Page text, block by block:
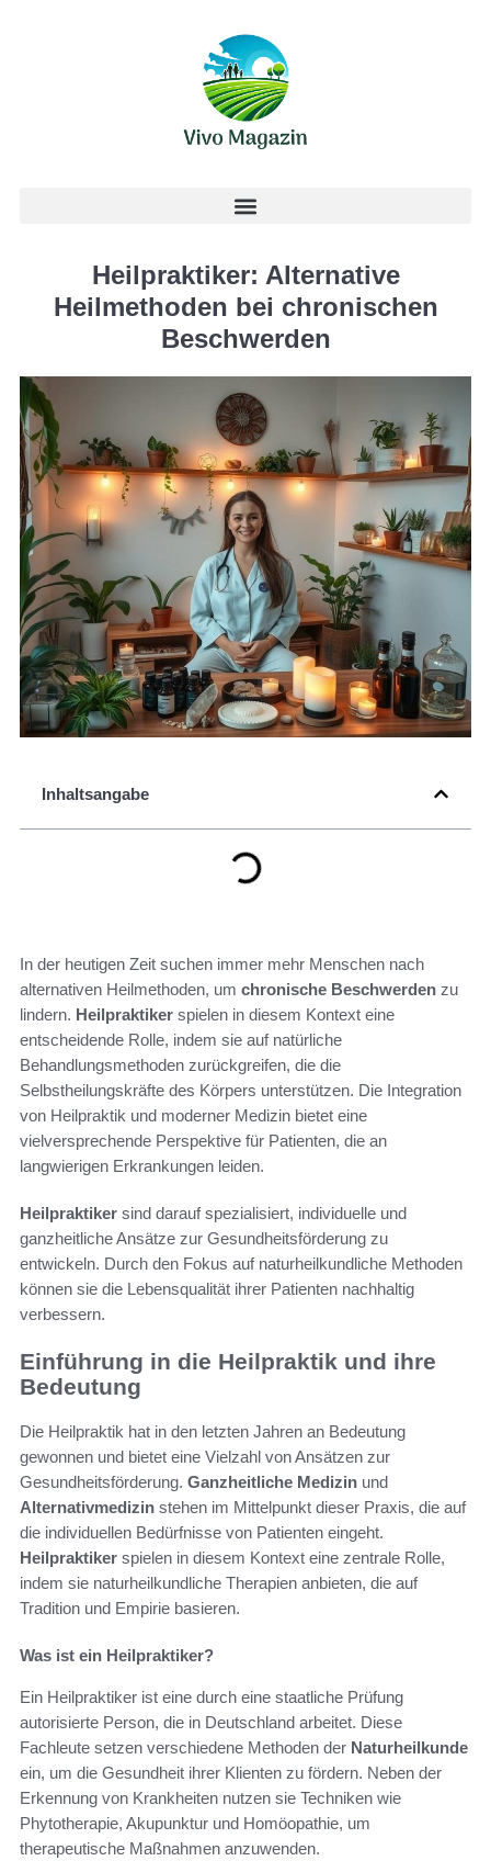
Heilpraktiker: Alternative
Heilmethoden bei chronischen
Beschwerden
Inhaltsangabe
In der heutigen Zeit suchen immer mehr Menschen nach
alternativen Heilmethoden, um chronische Beschwerden zu
lindern. Heilpraktiker spielen in diesem Kontext eine
entscheidende Rolle, indem sie auf natürliche
Behandlungsmethoden zurückgreifen, die die
Selbstheilungskräfte des Körpers unterstützen. Die Integration
von Heilpraktik und moderner Medizin bietet eine
vielversprechende Perspektive für Patienten, die an
langwierigen Erkrankungen leiden.
Heilpraktiker sind darauf spezialisiert, individuelle und
ganzheitliche Ansätze zur Gesundheitsförderung zu
entwickeln. Durch den Fokus auf naturheilkundliche Methoden
können sie die Lebensqualität ihrer Patienten nachhaltig
verbessern.
Einführung in die Heilpraktik und ihre
Bedeutung
Die Heilpraktik hat in den letzten Jahren an Bedeutung
gewonnen und bietet eine Vielzahl von Ansätzen zur
Gesundheitsförderung. Ganzheitliche Medizin und
Alternativmedizin stehen im Mittelpunkt dieser Praxis, die auf
die individuellen Bedürfnisse von Patienten eingeht.
Heilpraktiker spielen in diesem Kontext eine zentrale Rolle,
indem sie naturheilkundliche Therapien anbieten, die auf
Tradition und Empirie basieren.
Was ist ein Heilpraktiker?
Ein Heilpraktiker ist eine durch eine staatliche Prüfung
autorisierte Person, die in Deutschland arbeitet. Diese
Fachleute setzen verschiedene Methoden der Naturheilkunde
ein, um die Gesundheit ihrer Klienten zu fördern. Neben der
Erkennung von Krankheiten nutzen sie Techniken wie
Phytotherapie, Akupunktur und Homöopathie, um
therapeutische Maßnahmen anzuwenden.